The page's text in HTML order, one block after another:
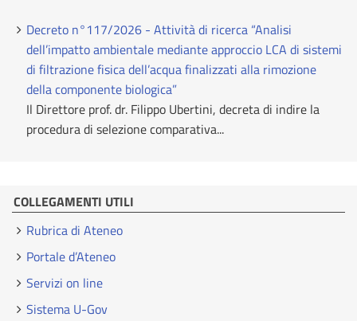
Decreto n°117/2026 - Attività di ricerca “Analisi
dell’impatto ambientale mediante approccio LCA di sistemi
di filtrazione fisica dell’acqua finalizzati alla rimozione
della componente biologica”
Il Direttore prof. dr. Filippo Ubertini, decreta di indire la
procedura di selezione comparativa...
COLLEGAMENTI UTILI
Rubrica di Ateneo
Portale d’Ateneo
Servizi on line
Sistema U-Gov